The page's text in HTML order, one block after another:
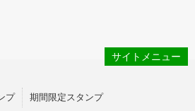
サイトメニュー
プ 期間限定スタンプ